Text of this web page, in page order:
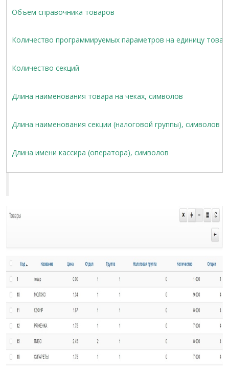
Объем справочника товаров
Количество программируемых параметров на единицу
Количество секций
Длина наименования товара на чеках, символов
Длина наименования секции (налоговой группы), символов
Длина имени кассира (оператора), символов